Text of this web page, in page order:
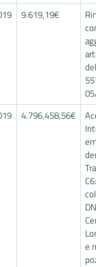
9.619,19€
4.796.458,56€
e